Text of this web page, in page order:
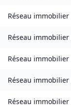
Réseau immobilier
Réseau immobilier
Réseau immobilier
Réseau immobilier
Réseau immobilier